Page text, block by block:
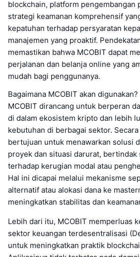
blockchain, platform pengembangan
strategi keamanan komprehensif
kepatuhan terhadap persyaratan
manajemen yang proaktif.
memastikan bahwa MCOBIT dapat
perjalanan dan belanja online yang
mudah bagi penggunanya.
Bagaimana MCOBIT akan digunakan?
MCOBIT dirancang untuk berperan
di dalam ekosistem kripto dan lebih
kebutuhan di berbagai sektor.
bertujuan untuk menawarkan solusi
proyek dan situasi darurat, bertindak
terhadap kerugian modal atau
Hal ini dicapai melalui mekanisme
alternatif atau alokasi dana ke
meningkatkan stabilitas dan
Lebih dari itu, MCOBIT memperluas
sektor keuangan terdesentralisasi
untuk meningkatkan praktik